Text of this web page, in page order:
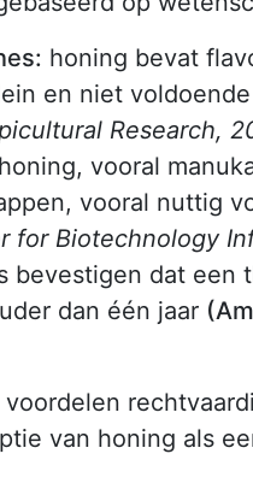
honing bevat
en niet
Research,
honing, vooral
vooral nuttig
for Biotechnology
bevestigen dat een
dan één jaar
van honing als